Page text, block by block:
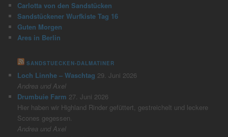
Carlotta von den Sandstücken
Sandstückener Wurfkiste Tag 16
Guten Morgen
Ares in Berlin
SANDSTUECKEN-DALMATINER
Loch Linnhe – Waschtag 29. Juni 2026
Andrea und Axel
Drumbuie Farm 27. Juni 2026
Hier haben wir Highland Rinder gefüttert, gestreichelt und leckere
Scones gegessen.
Andrea und Axel